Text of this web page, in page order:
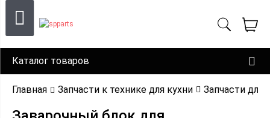
Каталог товаров
Главная Запчасти к технике для кухни Запчасти